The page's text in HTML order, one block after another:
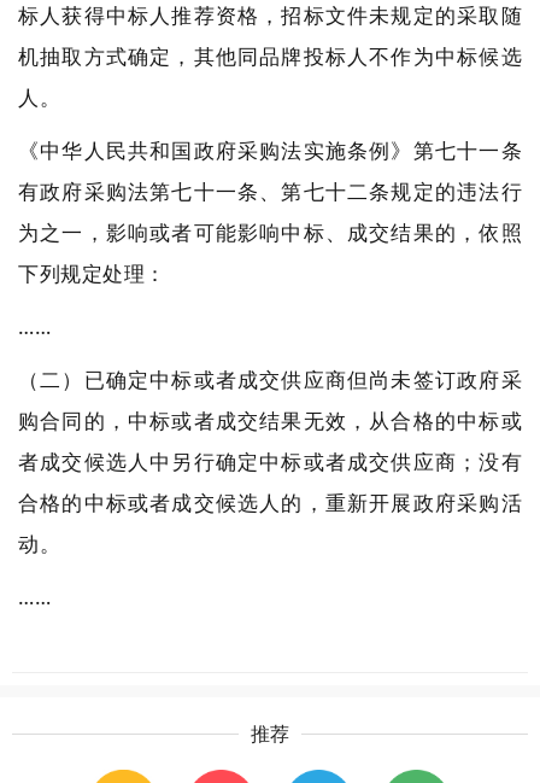
标人获得中标人推荐资格，招标文件未规定的采取随
机抽取方式确定，其他同品牌投标人不作为中标候选
人。
《中华人民共和国政府采购法实施条例》第七十一条
有政府采购法第七十一条、第七十二条规定的违法行
为之一，影响或者可能影响中标、成交结果的，依照
下列规定处理：
……
（二）已确定中标或者成交供应商但尚未签订政府采
购合同的，中标或者成交结果无效，从合格的中标或
者成交候选人中另行确定中标或者成交供应商；没有
合格的中标或者成交候选人的，重新开展政府采购活
动。
……
推荐